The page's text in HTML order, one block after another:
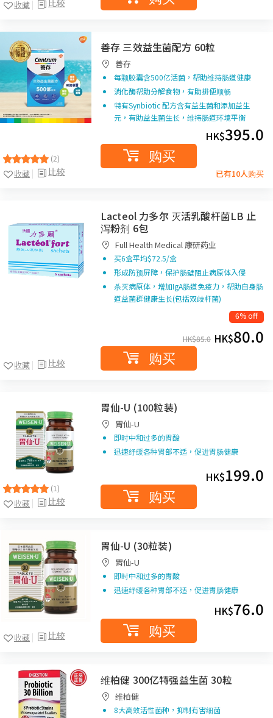
收藏
(2)
比较
收藏
善存 三效益生菌配方 60粒
善存
每颗胶囊含500亿活菌，帮助维持肠道健康
消化酶帮助分解食物，有助排便顺畅
特有Synbiotic 配方含有益生菌和添加益生
元，有助益生菌生长，维持肠道环境平衡
HK$395.0
购买
已有10人购买
比较
收藏
Lacteol 力多尔 灭活乳酸杆菌LB 止
泻粉剂 6包
Full Health Medical 康研药业
买6盒平均$72.5/盒
形成防预屏障，保护肠壁阻止病原体入侵
杀灭病原体，增加IgA肠道免疫力，帮助自身肠
道益菌群健康生长(包括双歧杆菌)
6% off
HK$85.0 HK$80.0
购买
(1)
比较
收藏
胃仙-U (100粒装)
胃仙-U
即时中和过多的胃酸
迅速纾缓各种胃部不适，促进胃肠健康
HK$199.0
购买
比较
收藏
胃仙-U (30粒装)
胃仙-U
即时中和过多的胃酸
迅速纾缓各种胃部不适，促进胃肠健康
HK$76.0
购买
维柏健 300亿特强益生菌 30粒
维柏健
8大高效活性菌种，抑制有害细菌